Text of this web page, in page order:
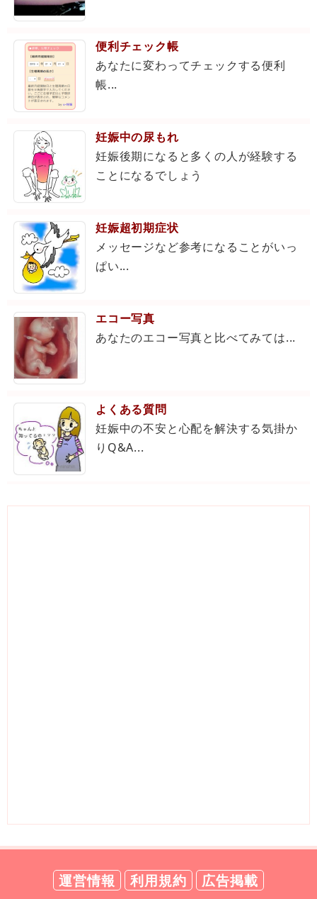
便利チェック帳
あなたに変わってチェックする便利
帳...
妊娠中の尿もれ
妊娠後期になると多くの人が経験する
ことになるでしょう
妊娠超初期症状
メッセージなど参考になることがいっ
ぱい...
エコー写真
あなたのエコー写真と比べてみては...
よくある質問
妊娠中の不安と心配を解決する気掛か
りQ&A...
運営情報 利用規約
広告掲載